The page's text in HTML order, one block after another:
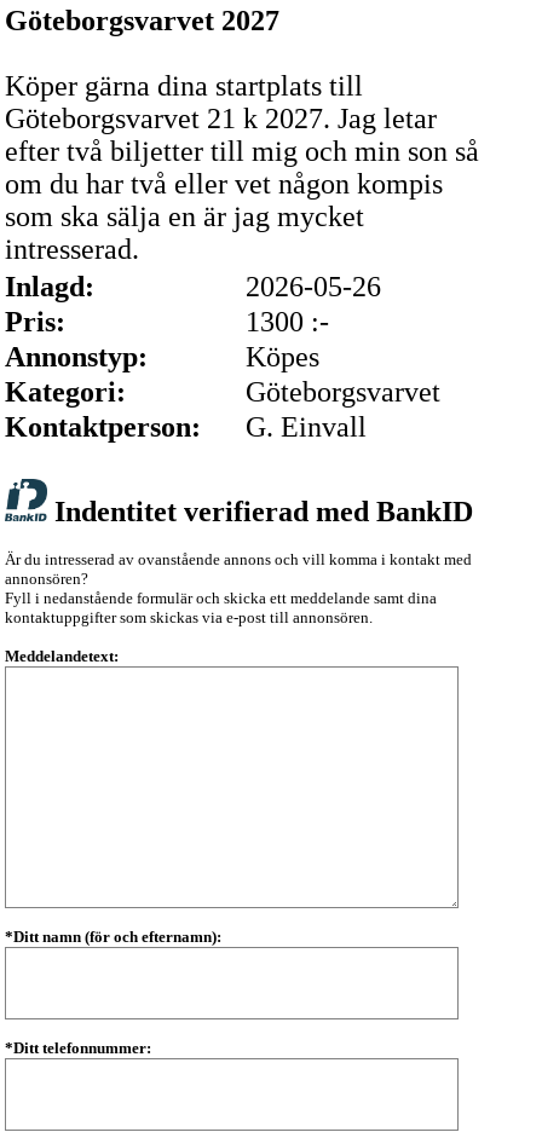
Göteborgsvarvet 2027
Köper gärna dina startplats till
Göteborgsvarvet 21 k 2027. Jag letar
efter två biljetter till mig och min son så
om du har två eller vet någon kompis
som ska sälja en är jag mycket
intresserad.
Inlagd:
2026-05-26
Pris:
1300 :-
Annonstyp:
Köpes
Kategori:
Göteborgsvarvet
Kontaktperson:
G. Einvall
Indentitet verifierad med BankID
Är du intresserad av ovanstående annons och vill komma i kontakt med
annonsören?
Fyll i nedanstående formulär och skicka ett meddelande samt dina
kontaktuppgifter som skickas via e-post till annonsören.
Meddelandetext:
*Ditt namn (för och efternamn):
*Ditt telefonnummer: